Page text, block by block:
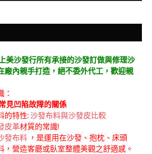
美沙發行所有承接的沙發訂做與修理沙
內親手打造，絕不委外代工，歡迎親
：
見凹陷故障的關係
的特性: 沙發布料與沙發皮比較
皮革材質的常識!
發布料 ，是運用在沙發、抱枕、床頭
，營造客廳或臥室整體美觀之舒適感。